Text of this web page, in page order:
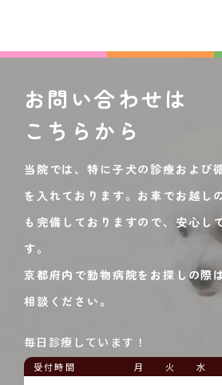
お問い合わせは
こちらから
当院では、特に子犬の診療および
を入れております。お車でお越し
も完備しておりますので、安心し
す。
京都府内で動物病院をお探しの際
相談ください。
毎日診療しています！
受付時間 月 火 水